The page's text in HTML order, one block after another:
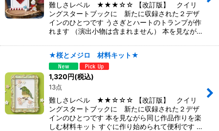
難しさレベル ★★★☆☆ 【改訂版】 クイリ
ングスタートブックに 新たに収録された２デザ
インのひとつです うさぎとハートのトランプが作
れます （演出小物は含まれません） 本を見なが…
★桜とメジロ 材料キット★
1,320円(税込)
13点
難しさレベル ★★☆☆☆ 【改訂版】 クイリ
ングスタートブックに 新たに収録された２デザ
インのひとつです 本を見ながら同じ作品作りを楽
しむ材料キット すぐに作り始められて便利です …